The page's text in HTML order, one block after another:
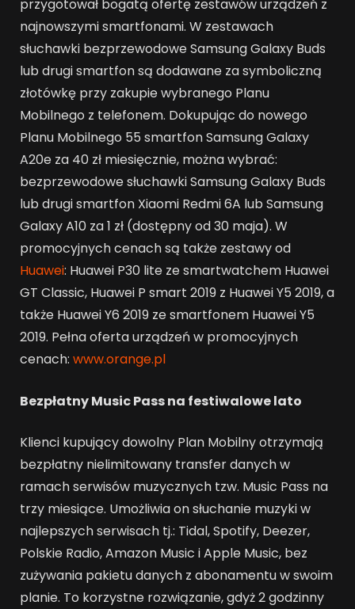
przygotował bogatą ofertę zestawów urządzeń z
najnowszymi smartfonami. W zestawach
słuchawki bezprzewodowe Samsung Galaxy Buds
lub drugi smartfon są dodawane za symboliczną
złotówkę przy zakupie wybranego Planu
Mobilnego z telefonem. Dokupując do nowego
Planu Mobilnego 55 smartfon Samsung Galaxy
A20e za 40 zł miesięcznie, można wybrać:
bezprzewodowe słuchawki Samsung Galaxy Buds
lub drugi smartfon Xiaomi Redmi 6A lub Samsung
Galaxy A10 za 1 zł (dostępny od 30 maja). W
promocyjnych cenach są także zestawy od
Huawei: Huawei P30 lite ze smartwatchem Huawei
GT Classic, Huawei P smart 2019 z Huawei Y5 2019, a
także Huawei Y6 2019 ze smartfonem Huawei Y5
2019. Pełna oferta urządzeń w promocyjnych
cenach: www.orange.pl
Bezpłatny Music Pass na festiwalowe lato
Klienci kupujący dowolny Plan Mobilny otrzymają
bezpłatny nielimitowany transfer danych w
ramach serwisów muzycznych tzw. Music Pass na
trzy miesiące. Umożliwia on słuchanie muzyki w
najlepszych serwisach tj.: Tidal, Spotify, Deezer,
Polskie Radio, Amazon Music i Apple Music, bez
zużywania pakietu danych z abonamentu w swoim
planie. To korzystne rozwiązanie, gdyż 2 godzinny